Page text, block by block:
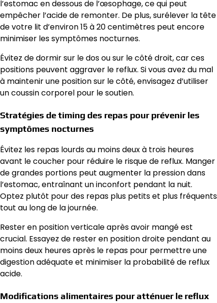
l’estomac en dessous de l’œsophage, ce qui peut
empêcher l’acide de remonter. De plus, surélever la tête
de votre lit d’environ 15 à 20 centimètres peut encore
minimiser les symptômes nocturnes.
Évitez de dormir sur le dos ou sur le côté droit, car ces
positions peuvent aggraver le reflux. Si vous avez du mal
à maintenir une position sur le côté, envisagez d’utiliser
un coussin corporel pour le soutien.
Stratégies de timing des repas pour prévenir les
symptômes nocturnes
Évitez les repas lourds au moins deux à trois heures
avant le coucher pour réduire le risque de reflux. Manger
de grandes portions peut augmenter la pression dans
l’estomac, entraînant un inconfort pendant la nuit.
Optez plutôt pour des repas plus petits et plus fréquents
tout au long de la journée.
Rester en position verticale après avoir mangé est
crucial. Essayez de rester en position droite pendant au
moins deux heures après le repas pour permettre une
digestion adéquate et minimiser la probabilité de reflux
acide.
Modifications alimentaires pour atténuer le reflux